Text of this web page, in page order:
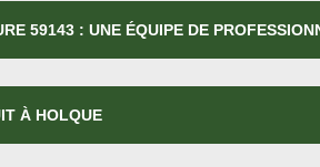
59143 : UNE ÉQUIPE DE
À HOLQUE